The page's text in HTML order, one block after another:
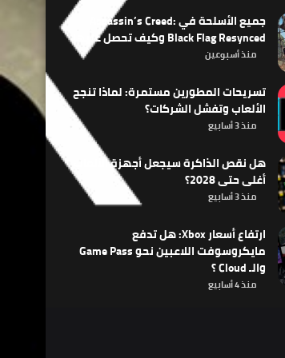
جميع الأسلحة في Assassin’s Creed:
Black Flag Resynced وكيف تحصل عليها
منذ أسبوعين
تسريحات المطورين مستمرة: لماذا تنجح
الألعاب وتفشل الشركات؟
منذ 3 أسابيع
هل نقص الذاكرة سيجعل أجهزة الألعاب
أغلى حتى 2028؟
منذ 3 أسابيع
ارتفاع أسعار Xbox: هل تدفع
مايكروسوفت اللاعبين نحو Game Pass
والـ Cloud ؟
منذ 4 أسابيع